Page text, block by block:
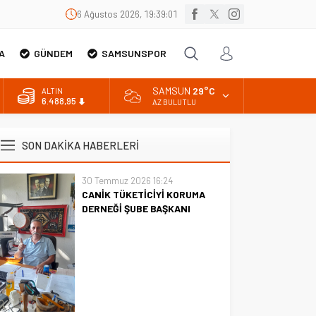
6 Ağustos 2026, 19:39:03
GÜNDEM SAMSUNSPOR
ALTIN
6.488,95
DOLAR
47,5939
EURO
54,9646
SAMSUN 29°C
AZ BULUTLU
SON DAKİKA HABERLERİ
30 Temmuz 2026 16:24
CANİK TÜKETİCİYİ KORUMA
DERNEĞİ ŞUBE BAŞKANI